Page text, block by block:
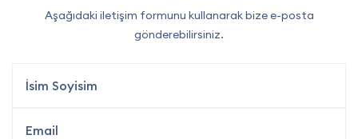
Aşağıdaki iletişim formunu kullanarak bize e-posta
gönderebilirsiniz.